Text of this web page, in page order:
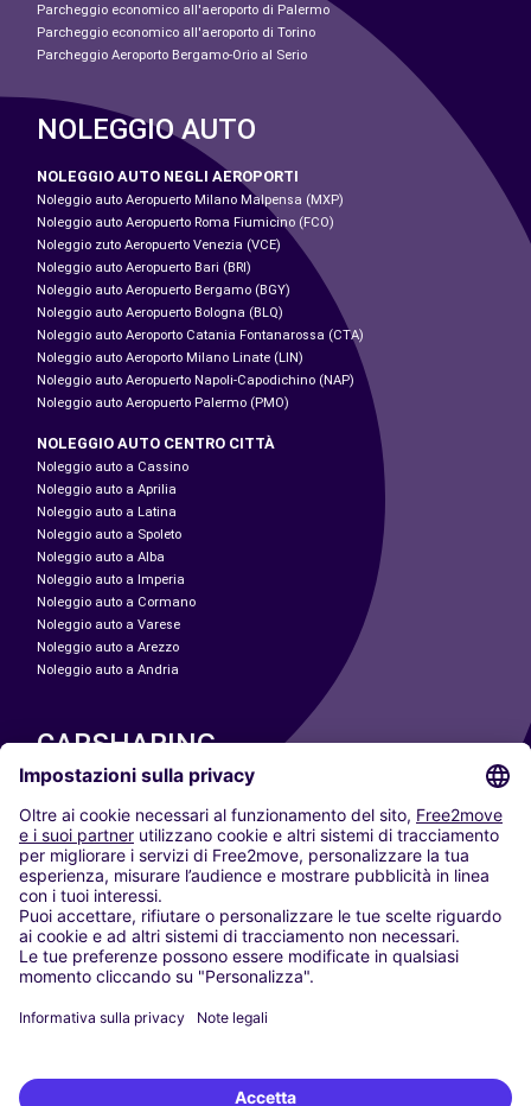
Parcheggio economico all'aeroporto di Palermo
Parcheggio economico all'aeroporto di Torino
Parcheggio Aeroporto Bergamo-Orio al Serio
NOLEGGIO AUTO
NOLEGGIO AUTO NEGLI AEROPORTI
Noleggio auto Aeropuerto Milano Malpensa (MXP)
Noleggio auto Aeropuerto Roma Fiumicino (FCO)
Noleggio zuto Aeropuerto Venezia (VCE)
Noleggio auto Aeropuerto Bari (BRI)
Noleggio auto Aeropuerto Bergamo (BGY)
Noleggio auto Aeropuerto Bologna (BLQ)
Noleggio auto Aeroporto Catania Fontanarossa (CTA)
Noleggio auto Aeroporto Milano Linate (LIN)
Noleggio auto Aeropuerto Napoli-Capodichino (NAP)
Noleggio auto Aeropuerto Palermo (PMO)
NOLEGGIO AUTO CENTRO CITTÀ
Noleggio auto a Cassino
Noleggio auto a Aprilia
Noleggio auto a Latina
Noleggio auto a Spoleto
Noleggio auto a Alba
Noleggio auto a Imperia
Noleggio auto a Cormano
Noleggio auto a Varese
Noleggio auto a Arezzo
Noleggio auto a Andria
CARSHARING
LE NOSTRE CITTÀ
Paris
Madrid
Washington DC
Milano
Roma
Torino
Vienna
Berlino
Düsseldorf